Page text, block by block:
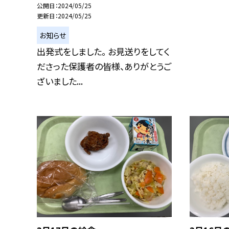
公開日 2024/05/25
更新日 2024/05/25
お知らせ
出発式をしました。 お見送りをしてく
ださった保護者の皆様、ありがとうご
ざいました...